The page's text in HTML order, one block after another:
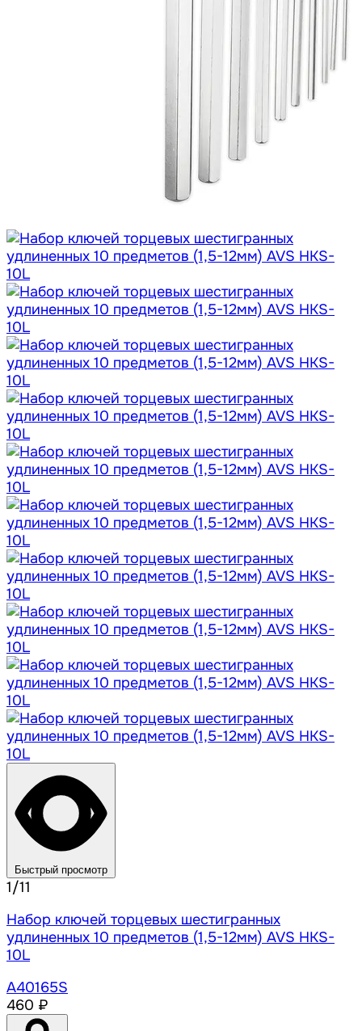
Быстрый просмотр
1/11
Набор ключей торцевых шестигранных
удлиненных 10 предметов (1,5-12мм) AVS HKS-
10L
A40165S
460 ₽